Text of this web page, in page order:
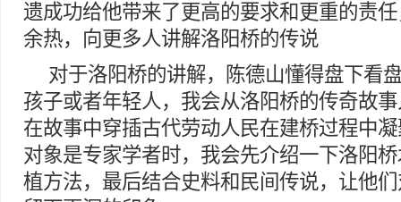
遗成功给他带来了更高的要求和更重的责
余热，向更多人讲解洛阳桥的传说
对于洛阳桥的讲解，陈德山懂得盘下看
孩子或者年轻人，我会从洛阳桥的传奇故
在故事中穿插古代劳动人民在建桥过程中
对象是专家学者时，我会先介绍一下洛阳
植方法，最后结合史料和民间传说，让他